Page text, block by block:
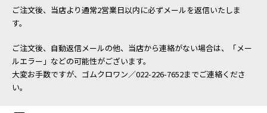
ご注文後、当店より通常2営業日以内に必ずメールを返信いたしま
す。
ご注文後、自動返信メールの他、当店から連絡がない場合は、「メー
ルエラー」などの可能性がございます。
大変お手数ですが、ゴムクロワン／022-226-7652までご連絡くださ
い。